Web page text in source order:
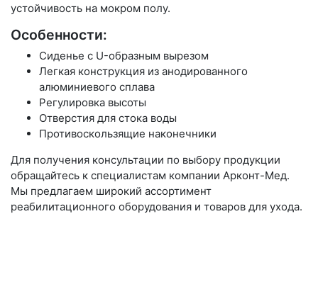
устойчивость на мокром полу.
Особенности:
Сиденье с U-образным вырезом
Легкая конструкция из анодированного
алюминиевого сплава
Регулировка высоты
Отверстия для стока воды
Противоскользящие наконечники
Для получения консультации по выбору продукции
обращайтесь к специалистам компании Арконт-Мед.
Мы предлагаем широкий ассортимент
реабилитационного оборудования и товаров для ухода.